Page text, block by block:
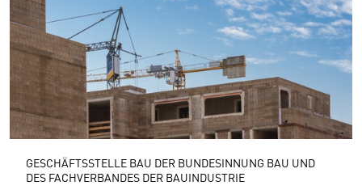
GESCHÄFTSSTELLE BAU DER BUNDESINNUNG BAU UND
DES FACHVERBANDES DER BAUINDUSTRIE